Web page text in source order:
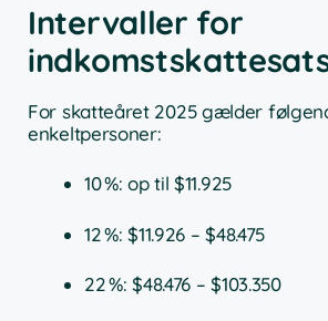
Intervaller for
For skatteåret 2025 gælder
enkeltpersoner:
10 %: op til $11.925
12 %: $11.926 – $48.475
22 %: $48.476 – $103.350